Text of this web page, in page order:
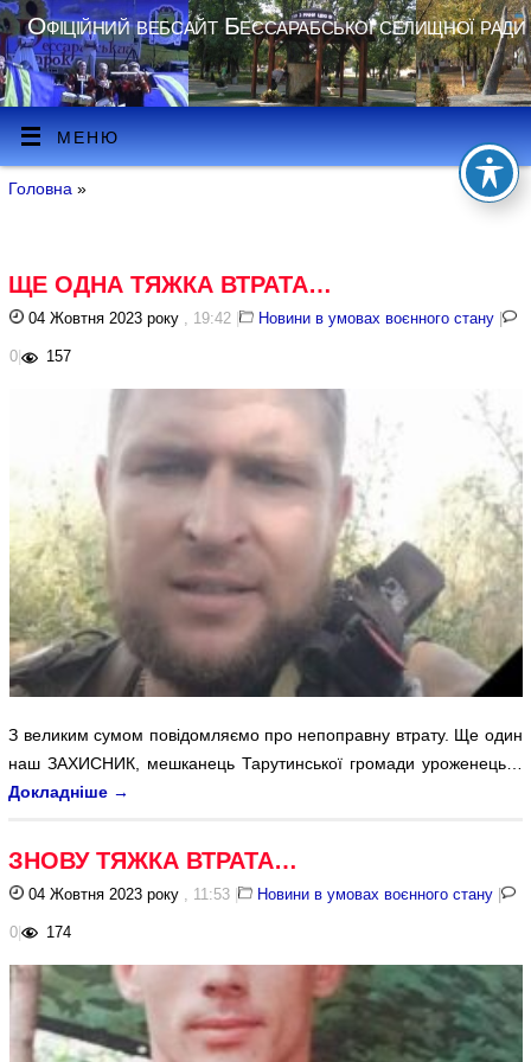
Офіційний вебсайт Бессарабської селищної ради
МЕНЮ
Головна »
ЩЕ ОДНА ТЯЖКА ВТРАТА…
04 Жовтня 2023 року , 19:42 | Новини в умовах воєнного стану |
0 | 157
З великим сумом повідомляємо про непоправну втрату. Ще один
наш ЗАХИСНИК, мешканець Тарутинської громади уроженець…
Докладніше →
ЗНОВУ ТЯЖКА ВТРАТА…
04 Жовтня 2023 року , 11:53 | Новини в умовах воєнного стану |
0| 174